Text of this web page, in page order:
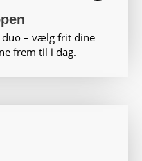
duo – vælg frit dine
frem til i dag.